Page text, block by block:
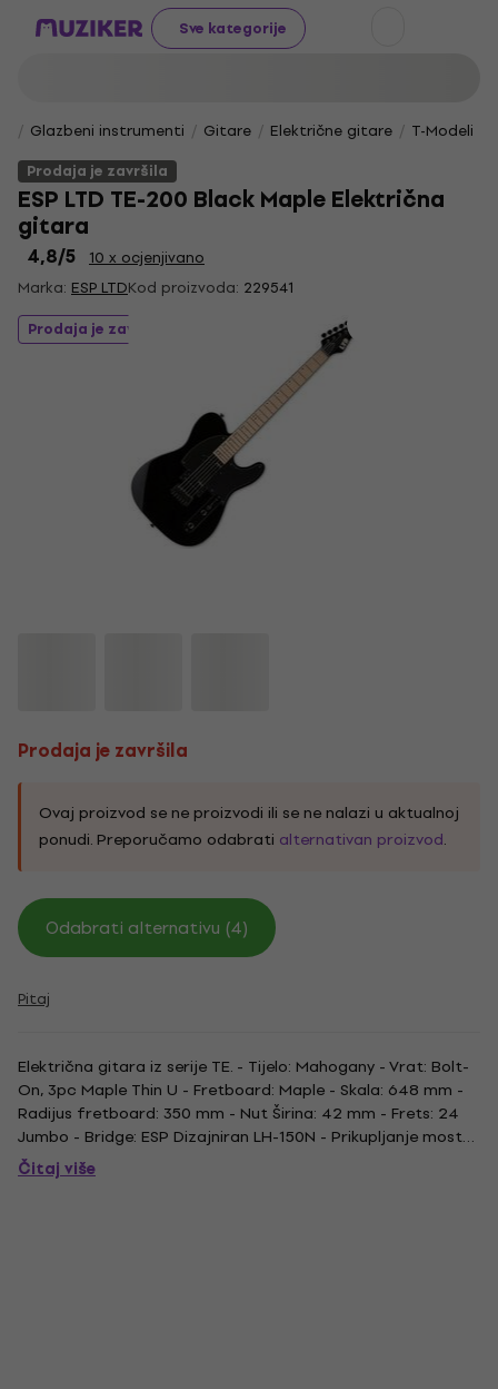
Sve kategorije
Glazbeni instrumenti Gitare Električne gitare
T-Modeli
Prodaja je završila
ESP LTD TE-200 Black Maple Električna
gitara
4,8/5
10 x ocjenjivano
Marka: ESP LTDKod proizvoda: 229541
Prodaja je završila
Prodaja je završila
Ovaj proizvod se ne proizvodi ili se ne nalazi u aktualnoj
ponudi. Preporučamo odabrati alternativan proizvod.
Odabrati alternativu (4)
Pitaj
Električna gitara iz serije TE. - Tijelo: Mahogany - Vrat: Bolt-
On, 3pc Maple Thin U - Fretboard: Maple - Skala: 648 mm -
Radijus fretboard: 350 mm - Nut Širina: 42 mm - Frets: 24
Jumbo - Bridge: ESP Dizajniran LH-150N - Prikupljanje mosta:
ESP Dizajniran LH-150B - Završetak: crna .
Čitaj više